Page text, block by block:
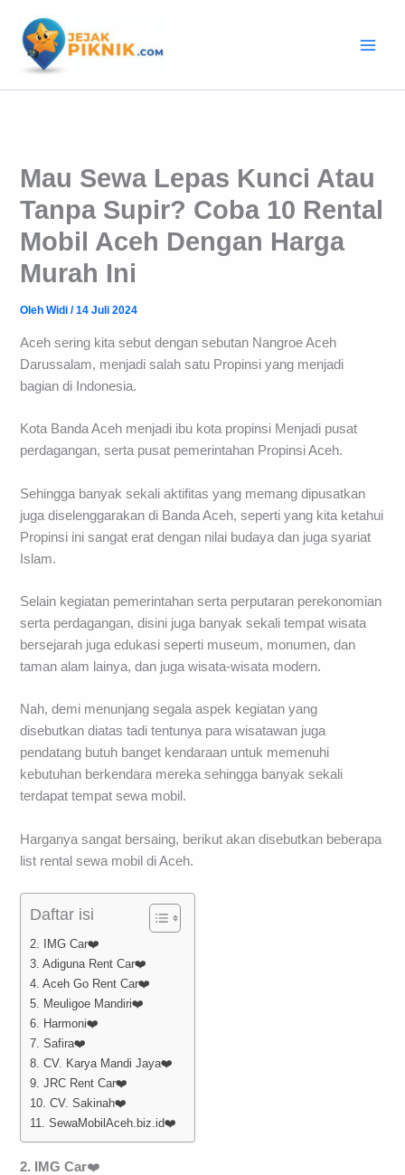
konten
Mau Sewa Lepas Kunci Atau
Tanpa Supir? Coba 10 Rental
Mobil Aceh Dengan Harga
Murah Ini
OlehWidi/14 Juli 2024
Aceh sering kita sebut dengan sebutan Nangroe Aceh
Darussalam, menjadi salah satu Propinsi yang menjadi
bagian di Indonesia.
Kota Banda Aceh menjadi ibu kota propinsi Menjadi pusat
perdagangan, serta pusat pemerintahan Propinsi Aceh.
Sehingga banyak sekali aktifitas yang memang dipusatkan
juga diselenggarakan di Banda Aceh, seperti yang kita ketahui
Propinsi ini sangat erat dengan nilai budaya dan juga syariat
Islam.
Selain kegiatan pemerintahan serta perputaran perekonomian
serta perdagangan, disini juga banyak sekali tempat wisata
bersejarah juga edukasi seperti museum, monumen, dan
taman alam lainya, dan juga wisata-wisata modern.
Nah, demi menunjang segala aspek kegiatan yang
disebutkan diatas tadi tentunya para wisatawan juga
pendatang butuh banget kendaraan untuk memenuhi
kebutuhan berkendara mereka sehingga banyak sekali
terdapat tempat sewa mobil.
Harganya sangat bersaing, berikut akan disebutkan beberapa
list rental sewa mobil di Aceh.
Daftar isi
2. IMG Car❤️
3. Adiguna Rent Car❤️
4. Aceh Go Rent Car❤️
5. Meuligoe Mandiri❤️
6. Harmoni❤️
7. Safira❤️
8. CV. Karya Mandi Jaya❤️
9. JRC Rent Car❤️
10. CV. Sakinah❤️
11. SewaMobilAceh.biz.id❤️
2. IMG Car❤️